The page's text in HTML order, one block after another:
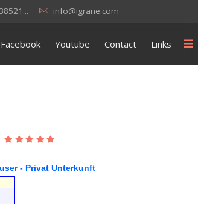
info@igrane.com
Facebook Youtube Contact Links
- Privat Unterkunft